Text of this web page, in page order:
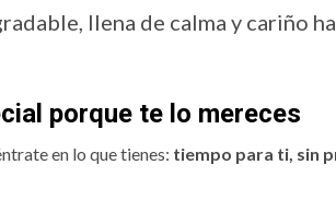
llena de calma y cariño
porque te lo mereces
en lo que tienes: tiempo para ti, sin